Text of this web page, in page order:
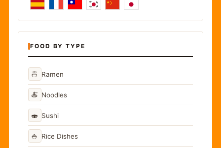
FOOD BY TYPE
🍜 Ramen
🍝 Noodles
🍣 Sushi
🍚 Rice Dishes